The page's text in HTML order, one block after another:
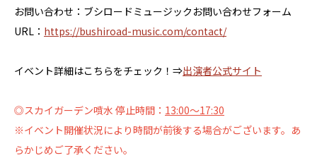
お問い合わせ：ブシロードミュージックお問い合わせフォーム
URL： https://bushiroad-music.com/contact/
イベント詳細はこちらをチェック！⇒出演者公式サイト
◎スカイガーデン噴水 停止時間： 13:00～17:30
※イベント開催状況により時間が前後する場合がございます。あ
らかじめご了承ください。